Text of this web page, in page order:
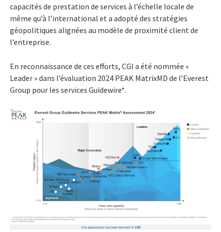
capacités de prestation de services à l’échelle locale de
même qu’à l’international et a adopté des stratégies
géopolitiques alignées au modèle de proximité client de
l’entreprise.
En reconnaissance de ces efforts, CGI a été nommée «
Leader » dans l’évaluation 2024 PEAK MatrixMD de l’Everest
Group pour les services Guidewire*.